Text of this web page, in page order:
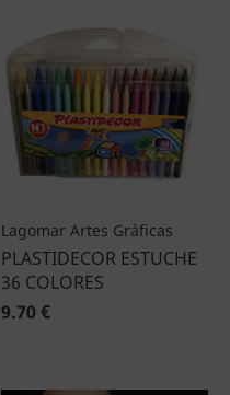
Lagomar Artes Gráficas
PLASTIDECOR ESTUCHE
36 COLORES
9.70 €